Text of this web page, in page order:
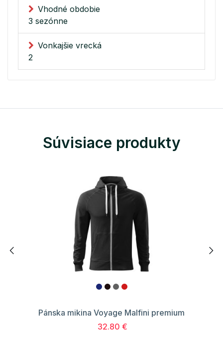
Vhodné obdobie
3 sezónne
Vonkajšie vrecká
2
Súvisiace produkty
Pánska mikina Voyage Malfini premium
32.80 €